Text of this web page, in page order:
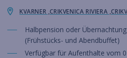
KVARNER ,CRIKVENICA RIVIERA
Halbpension oder
(Frühstücks- und Abendbuffet)
Verfügbar für Aufenthalte vom